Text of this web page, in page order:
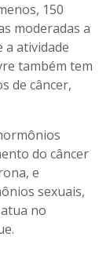
150
moderadas a
a atividade
também tem
de câncer,
do câncer
e
sexuais,
no